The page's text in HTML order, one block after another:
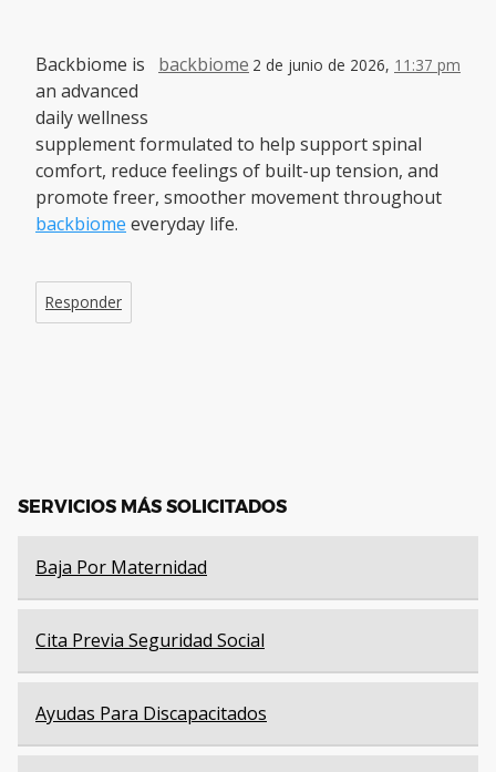
backbiome 2 de junio de 2026, 11:37 pm
Backbiome is
an advanced
daily wellness
supplement formulated to help support spinal
comfort, reduce feelings of built-up tension, and
promote freer, smoother movement throughout
backbiome everyday life.
Responder
SERVICIOS MÁS SOLICITADOS
Baja Por Maternidad
Cita Previa Seguridad Social
Ayudas Para Discapacitados